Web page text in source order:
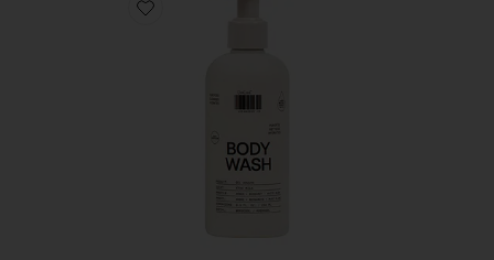
Favorite Xtra Milk Body Wash